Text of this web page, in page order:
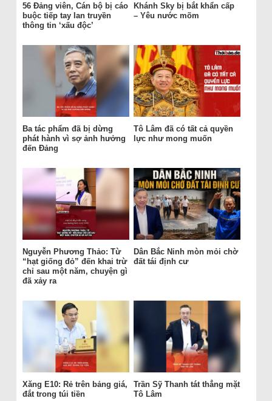
56 Đảng viên, Cán bộ bị cáo
buộc tiếp tay lan truyền
thông tin ‘xấu độc’
Khánh Sky bị bắt khẩn cấp
– Yêu nước mõm
Ba tác phẩm đã bị dừng
phát hành vì sợ ảnh hưởng
đến Đảng
Tô Lâm đã có tất cả quyền
lực như mong muốn
Nguyễn Phương Thảo: Từ
“hạt giống đỏ” đến khai trừ
chỉ sau một năm, chuyện gì
đã xảy ra
Dân Bắc Ninh mòn mỏi chờ
đất tái định cư
Xăng E10: Rẻ trên bảng giá,
đắt trong túi tiền
Trần Sỹ Thanh tát thẳng mặt
Tô Lâm